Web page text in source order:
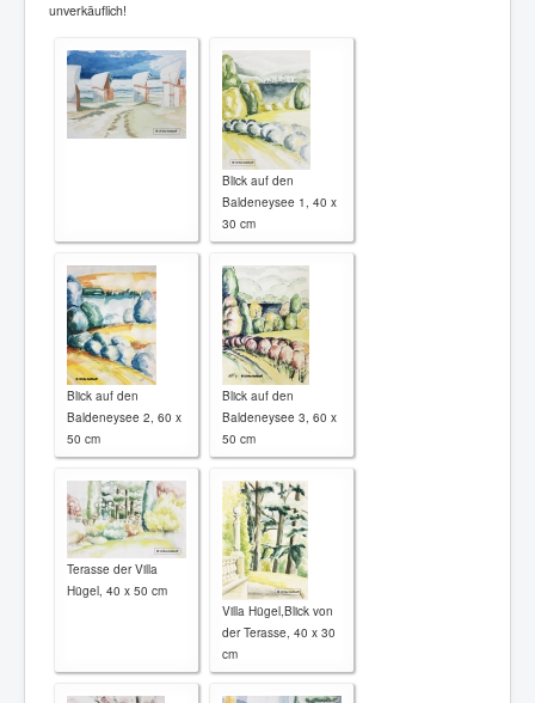
unverkäuflich!
Blick auf den
Baldeneysee 1, 40 x
30 cm
Blick auf den
Baldeneysee 2, 60 x
50 cm
Blick auf den
Baldeneysee 3, 60 x
50 cm
Terasse der Villa
Hügel, 40 x 50 cm
Villa Hügel,Blick von
der Terasse, 40 x 30
cm